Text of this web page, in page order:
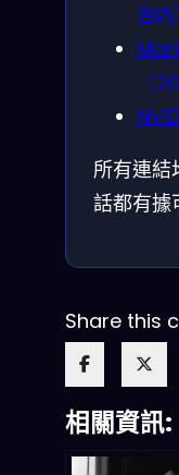
台
（
所有連結
話都有據
Share this
相關資訊: